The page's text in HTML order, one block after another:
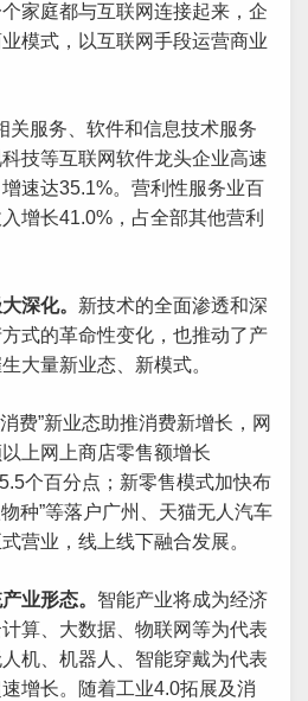
家庭都与互联网连接起来，企
模式，以互联网手段运营商业
关服务、软件和信息技术服务
技等互联网软件龙头企业高速
速达35.1%。营利性服务业百
增长41.0%，占全部其他营利
深化。 新技术的全面渗透和深
式的革命性变化，也推动了产
大量新业态、新模式。
费”新业态助推消费新增长，网
上网上商店零售额增长
个百分点；新零售模式加快布
物种”等落户广州、天猫无人汽车
营业，线上线下融合发展。
业形态。 智能产业将成为经济
算、大数据、物联网等为代表
机、机器人、智能穿戴为代表
增长。随着工业4.0拓展及消